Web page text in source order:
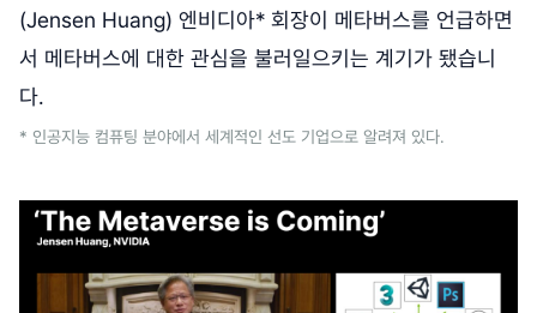
(Jensen Huang) 엔비디아* 회장이 메타버스를 언급하면
서 메타버스에 대한 관심을 불러일으키는 계기가 됐습니
다.
* 인공지능 컴퓨팅 분야에서 세계적인 선도 기업으로 알려져 있다.